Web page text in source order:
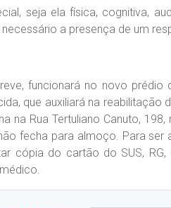
seja ela física, cognitiva,
a presença de um
funcionará no novo
que auxiliará na
na Rua Tertuliano Canuto,
fecha para almoço. Para ser
cópia do cartão do SUS,